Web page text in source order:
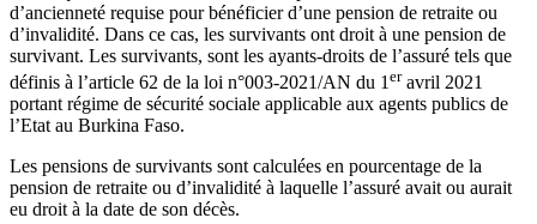
d’ancienneté requise pour bénéficier d’une pension de retraite ou
d’invalidité. Dans ce cas, les survivants ont droit à une pension de
survivant. Les survivants, sont les ayants-droits de l’assuré tels que
définis à l’article 62 de la loi n°003-2021/AN du 1 eravril 2021
portant régime de sécurité sociale applicable aux agents publics de
l’Etat au Burkina Faso.
Les pensions de survivants sont calculées en pourcentage de la
pension de retraite ou d’invalidité à laquelle l’assuré avait ou aurait
eu droit à la date de son décès.